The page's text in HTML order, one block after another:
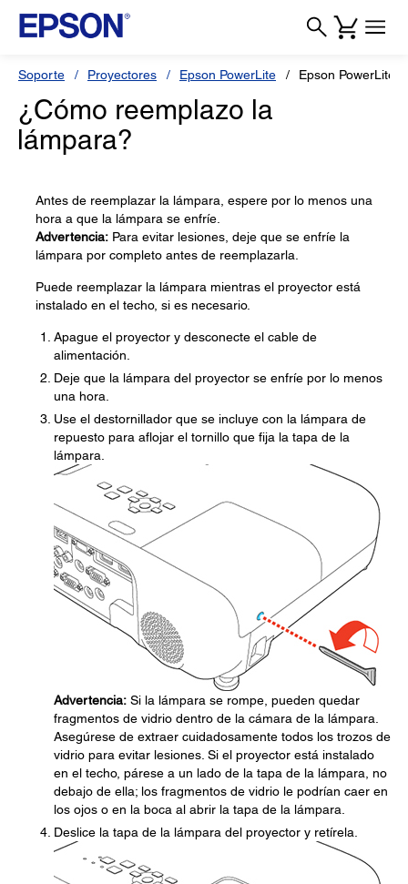
Soporte Proyectores Epson PowerLite Epson PowerLite
¿Cómo reemplazo la
lámpara?
Antes de reemplazar la lámpara, espere por lo menos una
hora a que la lámpara se enfríe.
Advertencia: Para evitar lesiones, deje que se enfríe la
lámpara por completo antes de reemplazarla.
Puede reemplazar la lámpara mientras el proyector está
instalado en el techo, si es necesario.
Apague el proyector y desconecte el cable de
alimentación.
Deje que la lámpara del proyector se enfríe por lo menos
una hora.
Use el destornillador que se incluye con la lámpara de
repuesto para aflojar el tornillo que fija la tapa de la
lámpara.
Advertencia: Si la lámpara se rompe, pueden quedar
fragmentos de vidrio dentro de la cámara de la lámpara.
Asegúrese de extraer cuidadosamente todos los trozos de
vidrio para evitar lesiones. Si el proyector está instalado
en el techo, párese a un lado de la tapa de la lámpara, no
debajo de ella; los fragmentos de vidrio le podrían caer en
los ojos o en la boca al abrir la tapa de la lámpara.
Deslice la tapa de la lámpara del proyector y retírela.